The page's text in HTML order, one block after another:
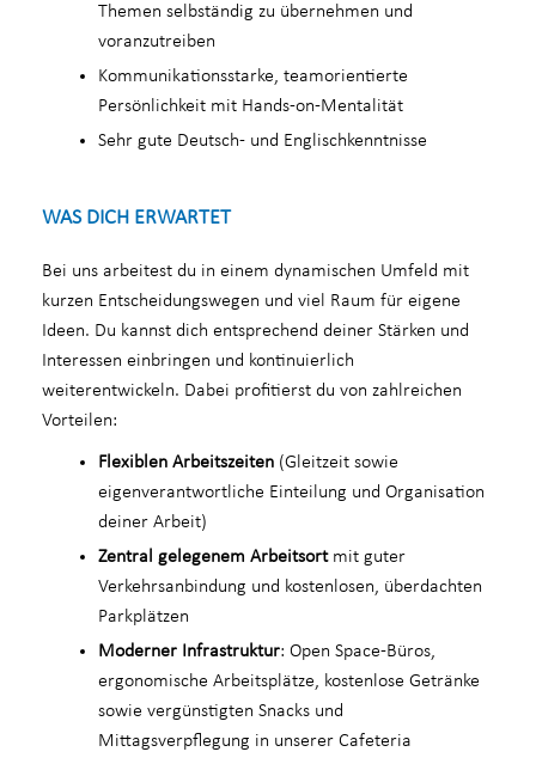
Themen selbständig zu übernehmen und
voranzutreiben
Kommunikationsstarke, teamorientierte
Persönlichkeit mit Hands-on-Mentalität
Sehr gute Deutsch- und Englischkenntnisse
WAS DICH ERWARTET
Bei uns arbeitest du in einem dynamischen Umfeld mit
kurzen Entscheidungswegen und viel Raum für eigene
Ideen. Du kannst dich entsprechend deiner Stärken und
Interessen einbringen und kontinuierlich
weiterentwickeln. Dabei profitierst du von zahlreichen
Vorteilen:
Flexiblen Arbeitszeiten (Gleitzeit sowie
eigenverantwortliche Einteilung und Organisation
deiner Arbeit)
Zentral gelegenem Arbeitsortmit guter
Verkehrsanbindung und kostenlosen, überdachten
Parkplätzen
Moderner Infrastruktur: Open Space-Büros,
ergonomische Arbeitsplätze, kostenlose Getränke
sowie vergünstigten Snacks und
Mittagsverpflegung in unserer Cafeteria